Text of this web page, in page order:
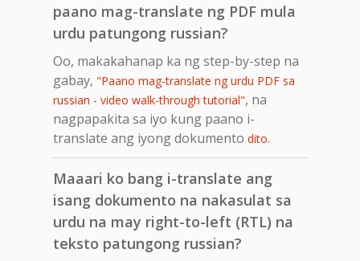
paano mag-translate ng PDF mula
urdu patungong russian?
Oo, makakahanap ka ng step-by-step na
gabay, "Paano mag-translate ng urdu PDF sa
russian - video walk-through tutorial", na
nagpapakita sa iyo kung paano i-
translate ang iyong dokumento dito.
Maaari ko bang i-translate ang
isang dokumento na nakasulat sa
urdu na may right-to-left (RTL) na
teksto patungong russian?